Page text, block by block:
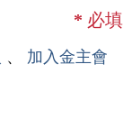
* 必填
、 加入金主會